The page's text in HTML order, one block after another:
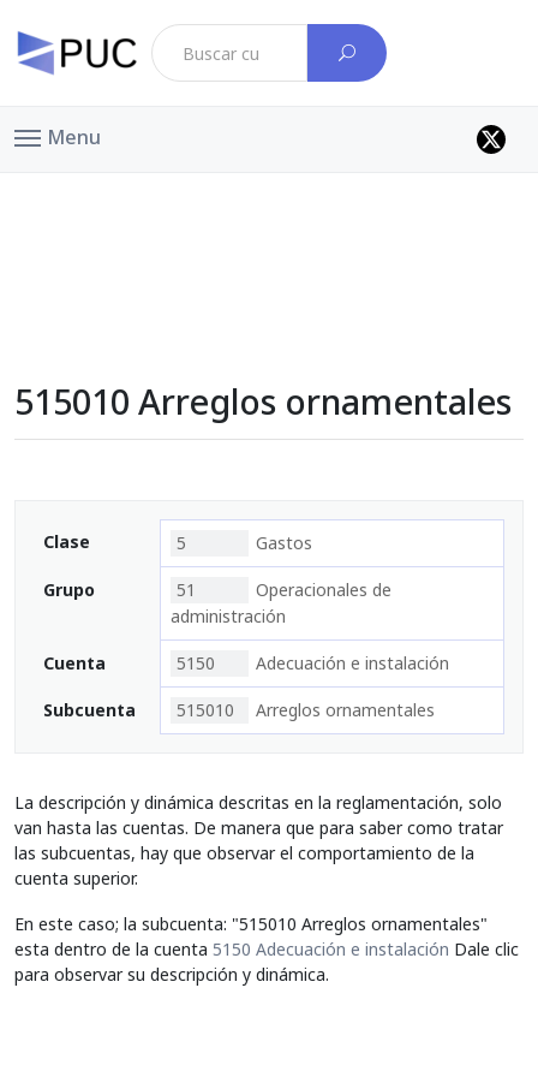
Menu
515010 Arreglos ornamentales
Clase 5 Gastos
Grupo 51
Operacionales de
administración
Cuenta 5150 Adecuación e instalación
Subcuenta 515010 Arreglos ornamentales
La descripción y dinámica descritas en la reglamentación, solo
van hasta las cuentas. De manera que para saber como tratar
las subcuentas, hay que observar el comportamiento de la
cuenta superior.
En este caso; la subcuenta: "515010 Arreglos ornamentales"
esta dentro de la cuenta 5150 Adecuación e instalación Dale clic
para observar su descripción y dinámica.